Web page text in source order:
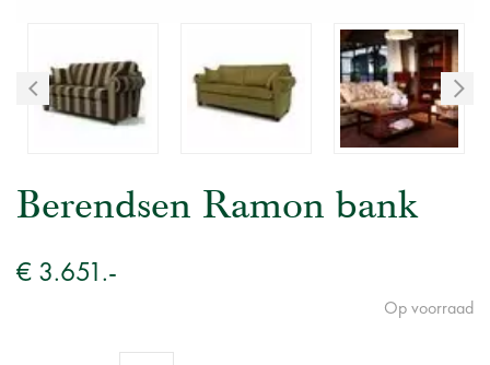
Berendsen Ramon bank
€ 3.651.-
Op voorraad